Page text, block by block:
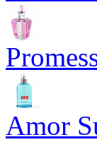
Amor